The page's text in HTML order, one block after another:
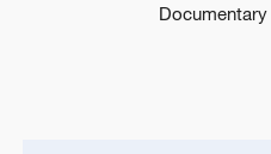
Documentary